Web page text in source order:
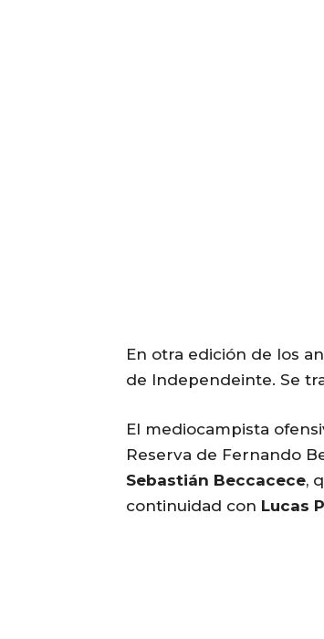
En otra edición de los
de Independeinte. Se
El mediocampista
Reserva de Fernando
Sebastián Beccacece,
continuidad con Lucas